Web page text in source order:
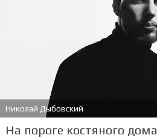
Николай Дыбовский
На пороге костяного дома